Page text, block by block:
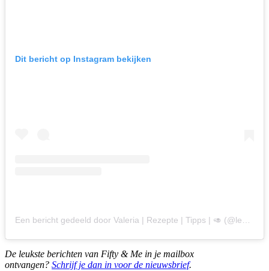
Dit bericht op Instagram bekijken
Een bericht gedeeld door Valeria | Rezepte | Tipps | 🥑 (@leckerund.gesund)
De leukste berichten van Fifty & Me in je mailbox
ontvangen? Schrijf je dan in voor de nieuwsbrief.